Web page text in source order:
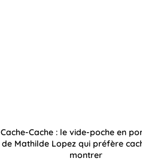
Cache-Cache : le vide-poche en
de Mathilde Lopez qui préfère
montrer